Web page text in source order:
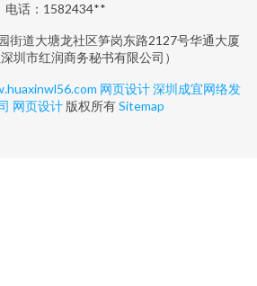
电话：1582434**
街道大塘龙社区笋岗东路2127号华通大厦
圳市红润商务秘书有限公司）
网页设计深圳成宜网络发
网页设计 版权所有Sitemap